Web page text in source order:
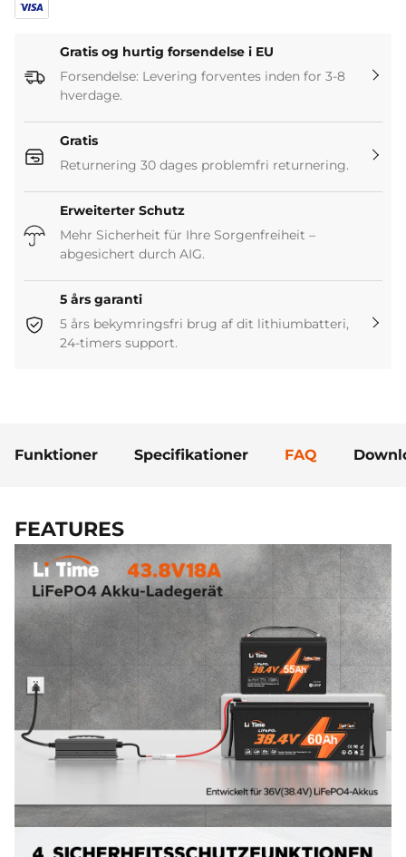
Gratis og hurtig forsendelse i EU
Forsendelse: Levering forventes inden for 3-8
hverdage.
Gratis
Returnering 30 dages problemfri returnering.
Erweiterter Schutz
Mehr Sicherheit für Ihre Sorgenfreiheit –
abgesichert durch AIG.
5 års garanti
5 års bekymringsfri brug af dit lithiumbatteri,
24-timers support.
Funktioner Specifikationer FAQ
FEATURES